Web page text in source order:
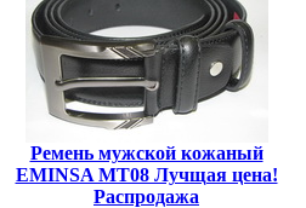
Ремень мужской кожаный
EMINSA MT08 Лучщая цена!
Распродажа